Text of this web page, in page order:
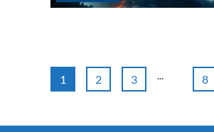
1 2 3 ... 8